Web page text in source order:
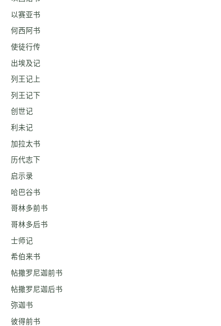
以赛亚书
何西阿书
使徒行传
出埃及记
列王记上
列王记下
创世记
利未记
加拉太书
历代志下
启示录
哈巴谷书
哥林多前书
哥林多后书
士师记
希伯来书
帖撒罗尼迦前书
帖撒罗尼迦后书
弥迦书
彼得前书